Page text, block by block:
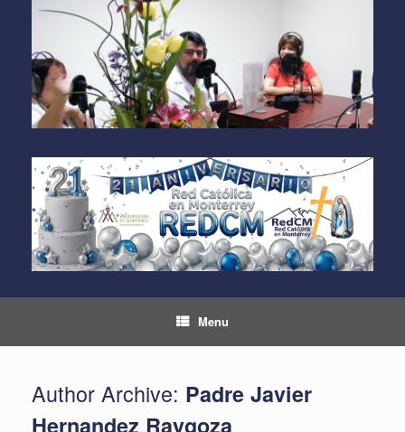
Menu
Author Archive: Padre Javier
Hernandez Raygoza